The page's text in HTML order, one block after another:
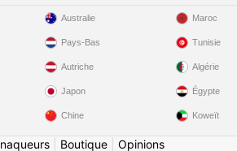
Australie
Pays-Bas
Autriche
Japon
Chine
Maroc
Tunisie
Algérie
Égypte
Koweït
| Boutique| Opinions